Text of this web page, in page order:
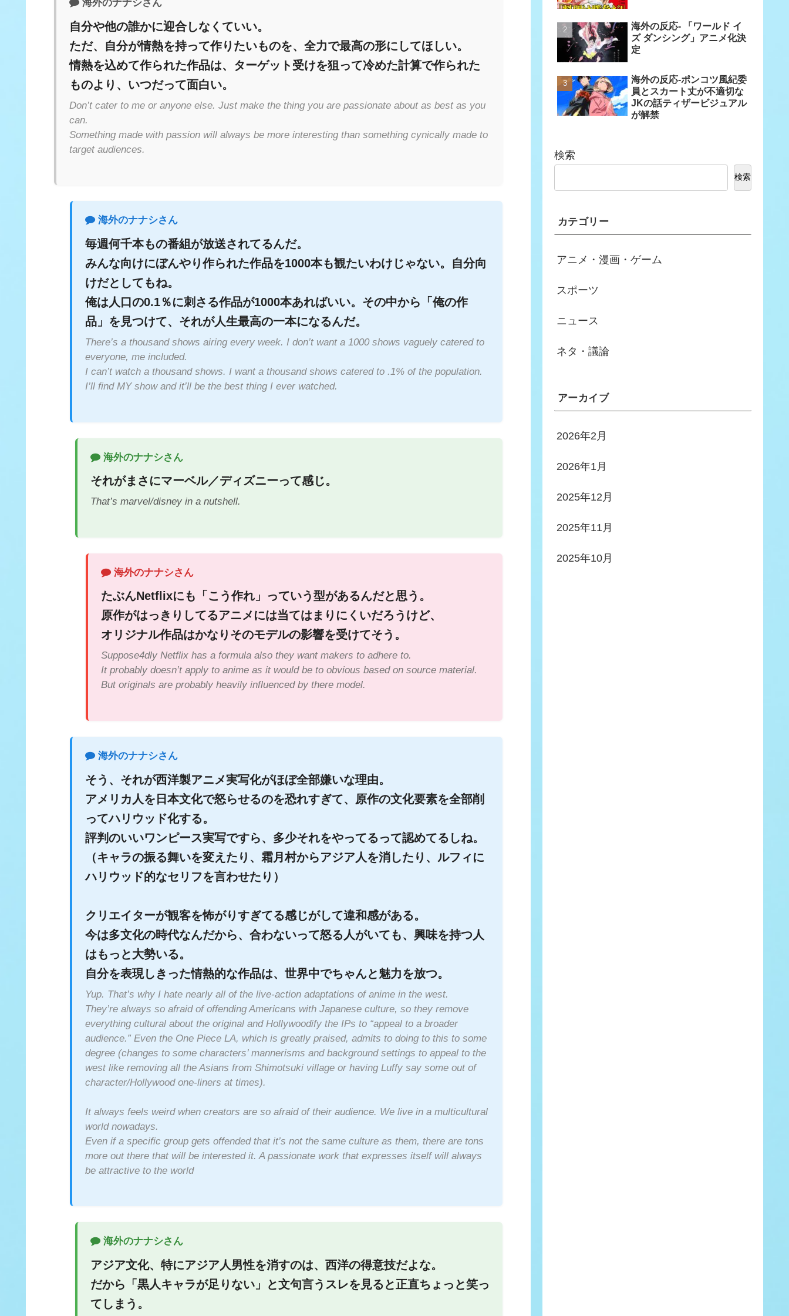
海外のナナシさん
自分や他の誰かに迎合しなくていい。
ただ、自分が情熱を持って作りたいものを、全力で最高の形にしてほしい。
情熱を込めて作られた作品は、ターゲット受けを狙って冷めた計算で作られた
ものより、いつだって面白い。
Don’t cater to me or anyone else. Just make the thing you are passionate about as best as you
can.
Something made with passion will always be more interesting than something cynically made to
target audiences.
海外のナナシさん
毎週何千本もの番組が放送されてるんだ。
みんな向けにぼんやり作られた作品を1000本も観たいわけじゃない。自分向
けだとしてもね。
俺は人口の0.1％に刺さる作品が1000本あればいい。その中から「俺の作
品」を見つけて、それが人生最高の一本になるんだ。
There’s a thousand shows airing every week. I don’t want a 1000 shows vaguely catered to
everyone, me included.
I can’t watch a thousand shows. I want a thousand shows catered to .1% of the population.
I’ll find MY show and it’ll be the best thing I ever watched.
海外のナナシさん
それがまさにマーベル／ディズニーって感じ。
That’s marvel/disney in a nutshell.
海外のナナシさん
たぶんNetflixにも「こう作れ」っていう型があるんだと思う。
原作がはっきりしてるアニメには当てはまりにくいだろうけど、
オリジナル作品はかなりそのモデルの影響を受けてそう。
Suppose4dly Netflix has a formula also they want makers to adhere to.
It probably doesn’t apply to anime as it would be to obvious based on source material.
But originals are probably heavily influenced by there model.
海外のナナシさん
そう、それが西洋製アニメ実写化がほぼ全部嫌いな理由。
アメリカ人を日本文化で怒らせるのを恐れすぎて、原作の文化要素を全部削
ってハリウッド化する。
評判のいいワンピース実写ですら、多少それをやってるって認めてるしね。
（キャラの振る舞いを変えたり、霜月村からアジア人を消したり、ルフィに
ハリウッド的なセリフを言わせたり）
クリエイターが観客を怖がりすぎてる感じがして違和感がある。
今は多文化の時代なんだから、合わないって怒る人がいても、興味を持つ人
はもっと大勢いる。
自分を表現しきった情熱的な作品は、世界中でちゃんと魅力を放つ。
Yup. That’s why I hate nearly all of the live-action adaptations of anime in the west.
They’re always so afraid of offending Americans with Japanese culture, so they remove
everything cultural about the original and Hollywoodify the IPs to “appeal to a broader
audience.” Even the One Piece LA, which is greatly praised, admits to doing to this to some
degree (changes to some characters’ mannerisms and background settings to appeal to the
west like removing all the Asians from Shimotsuki village or having Luffy say some out of
character/Hollywood one-liners at times).
It always feels weird when creators are so afraid of their audience. We live in a multicultural
world nowadays.
Even if a specific group gets offended that it’s not the same culture as them, there are tons
more out there that will be interested it. A passionate work that expresses itself will always
be attractive to the world
海外のナナシさん
アジア文化、特にアジア人男性を消すのは、西洋の得意技だよな。
だから「黒人キャラが足りない」と文句言うスレを見ると正直ちょっと笑っ
てしまう。
海外の反応- 「ワールド イ
ズ ダンシング」アニメ化決
定
海外の反応-ポンコツ風紀委
員とスカート丈が不適切な
JKの話ティザービジュアル
が解禁
検索
検索
カテゴリー
アニメ・漫画・ゲーム
スポーツ
ニュース
ネタ・議論
アーカイブ
2026年2月
2026年1月
2025年12月
2025年11月
2025年10月